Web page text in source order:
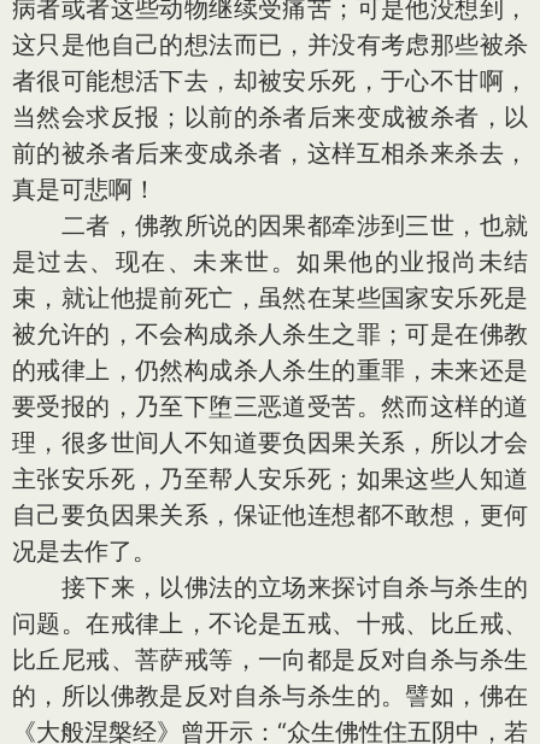
病者或者这些动物继续受痛苦；可是他没想到，
这只是他自己的想法而已，并没有考虑那些被杀
者很可能想活下去，却被安乐死，于心不甘啊，
当然会求反报；以前的杀者后来变成被杀者，以
前的被杀者后来变成杀者，这样互相杀来杀去，
真是可悲啊！
二者，佛教所说的因果都牵涉到三世，也就
是过去、现在、未来世。如果他的业报尚未结
束，就让他提前死亡，虽然在某些国家安乐死是
被允许的，不会构成杀人杀生之罪；可是在佛教
的戒律上，仍然构成杀人杀生的重罪，未来还是
要受报的，乃至下堕三恶道受苦。然而这样的道
理，很多世间人不知道要负因果关系，所以才会
主张安乐死，乃至帮人安乐死；如果这些人知道
自己要负因果关系，保证他连想都不敢想，更何
况是去作了。
接下来，以佛法的立场来探讨自杀与杀生的
问题。在戒律上，不论是五戒、十戒、比丘戒、
比丘尼戒、菩萨戒等，一向都是反对自杀与杀生
的，所以佛教是反对自杀与杀生的。譬如，佛在
《大般涅槃经》曾开示：“众生佛性住五阴中，若